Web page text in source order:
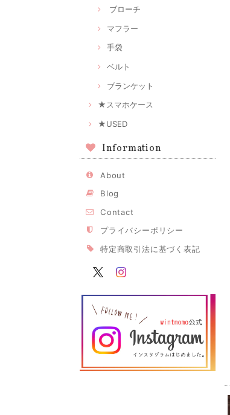
ブローチ
マフラー
手袋
ベルト
ブランケット
★スマホケース
★USED
Information
About
Blog
Contact
プライバシーポリシー
特定商取引法に基づく表記